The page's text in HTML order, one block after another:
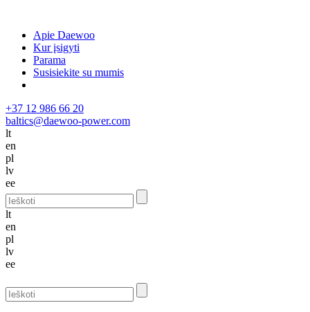
Apie Daewoo
Kur įsigyti
Parama
Susisiekite su mumis
+37 12 986 66 20
baltics@daewoo-power.com
lt
en
pl
lv
ee
lt
en
pl
lv
ee